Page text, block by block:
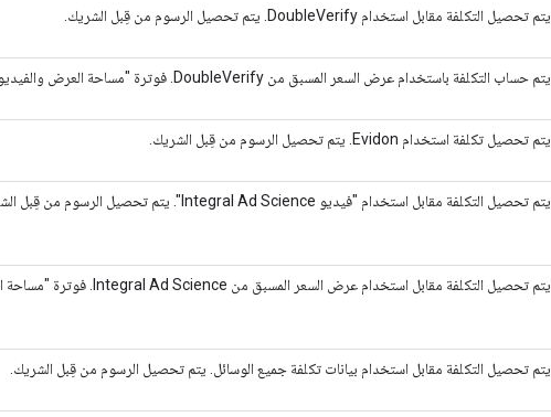
يتم تحصيل التكلفة مقابل استخدام DoubleVerify. يتم تحصيل الرسوم من قِبل الشريك.
يتم حساب التكلفة باستخدام عرض السعر المسبق من DoubleVerify. فوترة "مساحة العرض والفيديو 360":
يتم تحصيل تكلفة استخدام Evidon. يتم تحصيل الرسوم من قِبل الشريك.
يتم تحصيل التكلفة مقابل استخدام "فيديو Integral Ad Science". يتم تحصيل الرسوم من قِبل الشريك.
يتم تحصيل التكلفة مقابل استخدام عرض السعر المسبق من Integral Ad Science. فوترة "مساحة العرض والفيديو 360":
يتم تحصيل التكلفة مقابل استخدام بيانات تكلفة جميع الوسائل. يتم تحصيل الرسوم من قِبل الشريك.